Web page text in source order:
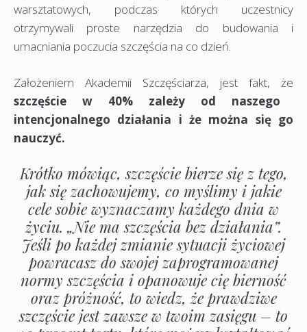
warsztatowych, podczas których uczestnicy
otrzymywali proste narzędzia do budowania i
umacniania poczucia szczęścia na co dzień.
Założeniem Akademii Szczęściarza, jest fakt, że
szczęście w 40% zależy od naszego
intencjonalnego działania i że można się go
nauczyć.
Krótko mówiąc, szczęście bierze się z tego,
jak się zachowujemy, co myślimy i jakie
cele sobie wyznaczamy każdego dnia w
życiu. „Nie ma szczęścia bez działania”.
Jeśli po każdej zmianie sytuacji życiowej
powracasz do swojej zaprogramowanej
normy szczęścia i opanowuje cię bierność
oraz próżność, to wiedz, że prawdziwe
szczęście jest zawsze w twoim zasięgu – to